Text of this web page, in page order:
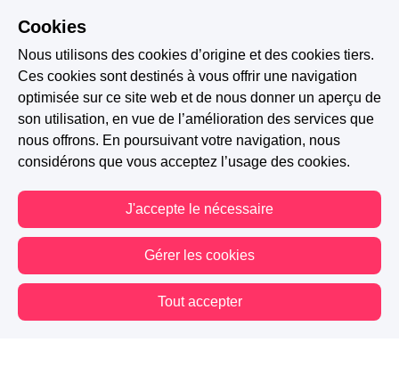
Cookies
Nous utilisons des cookies d’origine et des cookies tiers.
Ces cookies sont destinés à vous offrir une navigation
optimisée sur ce site web et de nous donner un aperçu de
son utilisation, en vue de l’amélioration des services que
nous offrons. En poursuivant votre navigation, nous
considérons que vous acceptez l’usage des cookies.
J'accepte le nécessaire
Gérer les cookies
Tout accepter